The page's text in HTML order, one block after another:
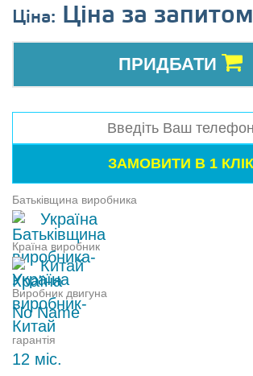
Ціна: Ціна за запитом
ПРИДБАТИ
Батьківщина виробника
Україна
Країна виробник
Китай
Виробник двигуна
No Name
гарантія
12 міс.